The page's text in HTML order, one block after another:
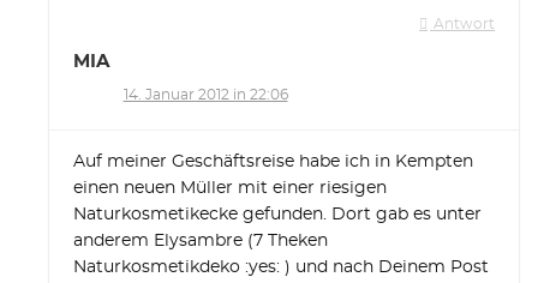
Antwort
MIA
14. Januar 2012 in 22:06
Auf meiner Geschäftsreise habe ich in Kempten
einen neuen Müller mit einer riesigen
Naturkosmetikecke gefunden. Dort gab es unter
anderem Elysambre (7 Theken
Naturkosmetikdeko :yes: ) und nach Deinem Post